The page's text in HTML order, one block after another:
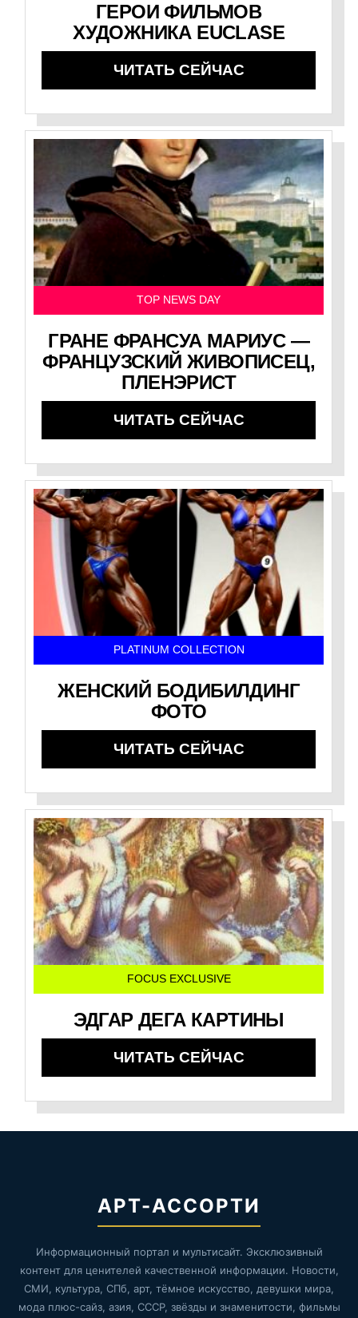
ГЕРОИ ФИЛЬМОВ
ХУДОЖНИКА EUCLASE
ЧИТАТЬ СЕЙЧАС
TOP NEWS DAY
ГРАНЕ ФРАНСУА МАРИУС —
ФРАНЦУЗСКИЙ ЖИВОПИСЕЦ,
ПЛЕНЭРИСТ
ЧИТАТЬ СЕЙЧАС
PLATINUM COLLECTION
ЖЕНСКИЙ БОДИБИЛДИНГ
ФОТО
ЧИТАТЬ СЕЙЧАС
FOCUS EXCLUSIVE
ЭДГАР ДЕГА КАРТИНЫ
ЧИТАТЬ СЕЙЧАС
АРТ-АССОРТИ
Информационный портал и мультисайт. Эксклюзивный
контент для ценителей качественной информации. Новости,
СМИ, культура, СПб, арт, тёмное искусство, девушки мира,
мода плюс-сайз, азия, СССР, звёзды и знаменитости, фильмы